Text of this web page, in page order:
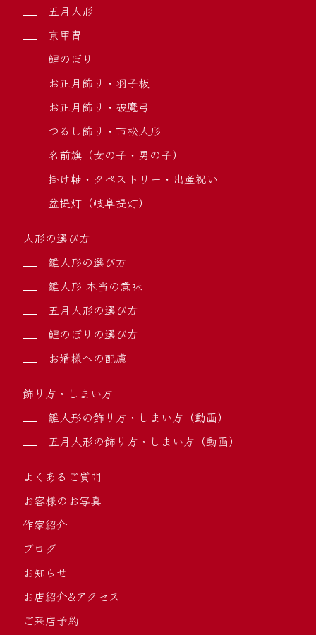
五月人形
京甲冑
鯉のぼり
お正月飾り・羽子板
お正月飾り・破魔弓
つるし飾り・市松人形
名前旗（女の子・男の子）
掛け軸・タペストリー・出産祝い
盆提灯（岐阜提灯）
人形の選び方
雛人形の選び方
雛人形 本当の意味
五月人形の選び方
鯉のぼりの選び方
お婿様への配慮
飾り方・しまい方
雛人形の飾り方・しまい方（動画）
五月人形の飾り方・しまい方（動画）
よくあるご質問
お客様のお写真
作家紹介
ブログ
お知らせ
お店紹介&アクセス
ご来店予約